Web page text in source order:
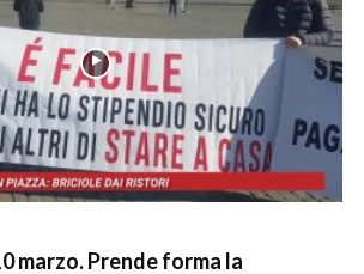
marzo. Prende forma la